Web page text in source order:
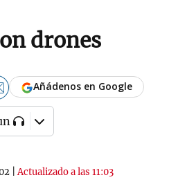
drones
|Actualizado a las 11:03
Añádenos en Google